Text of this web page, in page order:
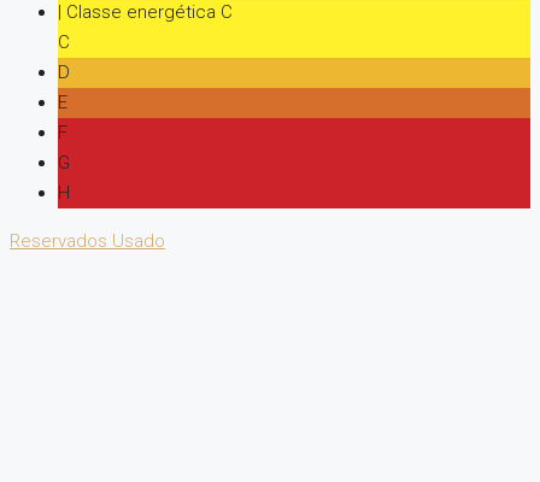
| Classe energética C
C
D
E
F
G
H
Reservados Usado